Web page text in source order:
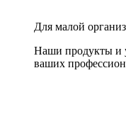
Для малой
Наши продукты и
ваших